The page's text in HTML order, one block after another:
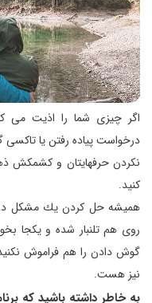
اگر چیزی شما را اذیت می
درخواست پیاده رفتن یا تاكسی
نكردن حرفهایتان و
كنید.
همیشه حل كردن یك مشكل در
روی هم تلنبار شده و یكجا
گوش دادن را هم فراموش
نیز هست.
به خاطر داشته باشید كه